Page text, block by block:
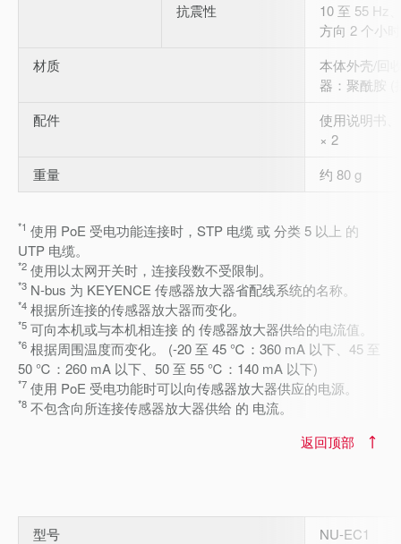
抗震性
10 至 55 Hz
方向 2 个小时
材质
本体外壳/回
器：聚酰胺 (
配件
使用说明书
× 2
重量
约 80 g
*1 使用 PoE 受电功能连接时，STP 电缆 或 分类 5 以上 的
UTP 电缆。
*2 使用以太网开关时，连接段数不受限制。
*3 N-bus 为 KEYENCE 传感器放大器省配线系统的名称。
*4 根据所连接的传感器放大器而变化。
*5 可向本机或与本机相连接 的 传感器放大器供给的电流值。
*6 根据周围温度而变化。 (-20 至 45 ℃：360 mA 以下、45 至
50 ℃：260 mA 以下、50 至 55 ℃：140 mA 以下)
*7 使用 PoE 受电功能时可以向传感器放大器供应的电源。
*8 不包含向所连接传感器放大器供给 的 电流。
返回顶部
型号
NU-EC1